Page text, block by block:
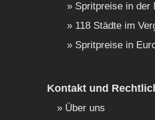
Spritpreise in der
118 Städte im
Spritpreise in
Kontakt und
Über uns